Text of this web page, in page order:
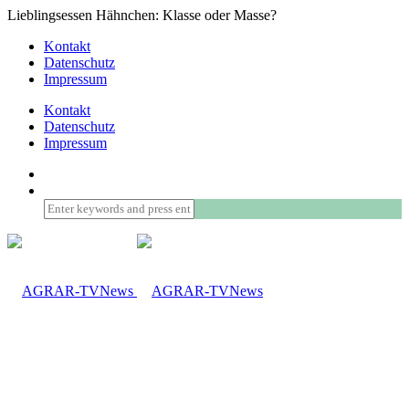
Lieblingsessen Hähnchen: Klasse oder Masse?
Kontakt
Datenschutz
Impressum
Kontakt
Datenschutz
Impressum